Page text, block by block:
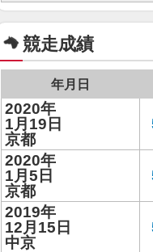
競走成績
年月日
2020年
1月19日
京都
2020年
1月5日
京都
2019年
12月15日
中京